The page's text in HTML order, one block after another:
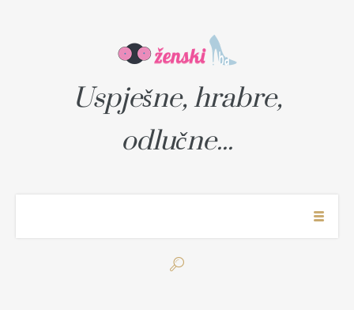
Uspješne, hrabre,
odlučne...